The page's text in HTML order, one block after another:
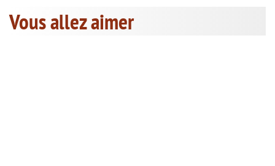
Vous allez aimer